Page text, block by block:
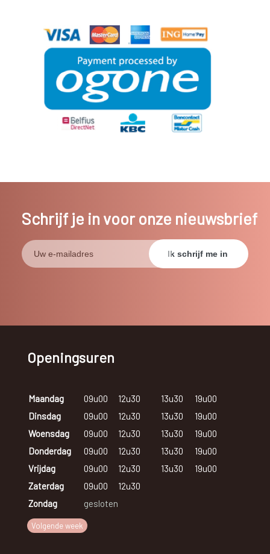
Schrijf je in voor onze nieuwsbrief
Openingsuren
Maandag 09u00 12u30 13u30
19u00
Dinsdag
09u00 12u30 13u30
19u00
Woensdag
09u00 12u30 13u30
19u00
Donderdag
09u00 12u30 13u30
19u00
Vrijdag
09u00 12u30 13u30
19u00
Zaterdag
09u00
12u30
Zondag
gesloten
Volgende week